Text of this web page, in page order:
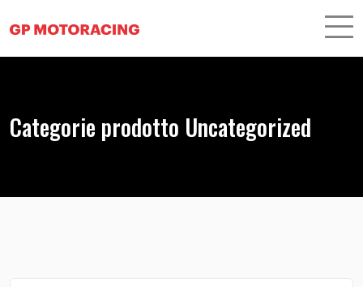
Categorie prodotto Uncategorized